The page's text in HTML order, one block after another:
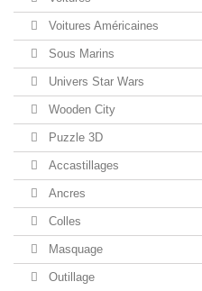
Voitures Américaines
Sous Marins
Univers Star Wars
Wooden City
Puzzle 3D
Accastillages
Ancres
Colles
Masquage
Outillage